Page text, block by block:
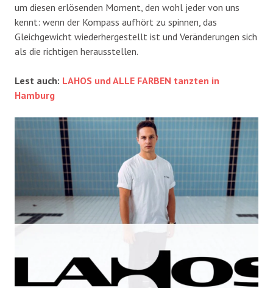
um diesen erlösenden Moment, den wohl jeder von uns
kennt: wenn der Kompass aufhört zu spinnen, das
Gleichgewicht wiederhergestellt ist und Veränderungen sich
als die richtigen herausstellen.
Lest auch: LAHOS und ALLE FARBEN tanzten in
Hamburg